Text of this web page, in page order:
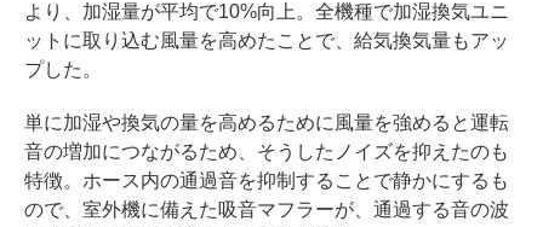
より、加湿量が平均で10%向上。全機種で加湿換気ユニ
ットに取り込む風量を高めたことで、給気換気量もアッ
プした。
単に加湿や換気の量を高めるために風量を強めると運転
音の増加につながるため、そうしたノイズを抑えたのも
特徴。ホース内の通過音を抑制することで静かにするも
ので、室外機に備えた吸音マフラーが、通過する音の波